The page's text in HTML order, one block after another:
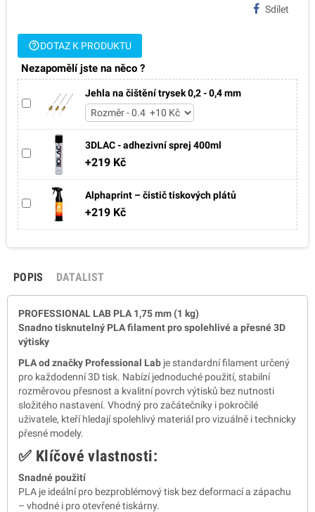
Sdílet
help_outlineDOTAZ K PRODUKTU
Nezapomělí jste na něco ?
Jehla na čištění trysek 0,2 - 0,4 mm
3DLAC - adhezivní sprej 400ml
+219 Kč
Alphaprint – čistič tiskových plátů
+219 Kč
POPIS DATALIST
PROFESSIONAL LAB PLA 1,75 mm (1 kg)
Snadno tisknutelný PLA filament pro spolehlivé a přesné 3D
výtisky
PLA od značky Professional Lab je standardní filament určený
pro každodenní 3D tisk. Nabízí jednoduché použití, stabilní
rozměrovou přesnost a kvalitní povrch výtisků bez nutnosti
složitého nastavení. Vhodný pro začátečníky i pokročilé
uživatele, kteří hledají spolehlivý materiál pro vizuálně i technicky
přesné modely.
✅ Klíčové vlastnosti:
Snadné použití
PLA je ideální pro bezproblémový tisk bez deformací a zápachu
– vhodné i pro otevřené tiskárny.